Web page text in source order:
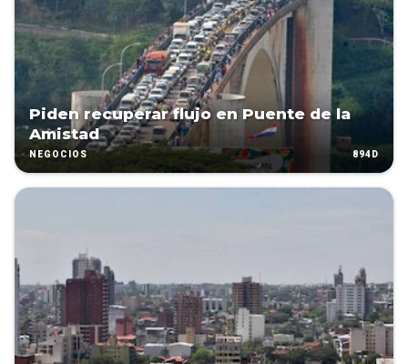
Piden recuperar flujo en Puente de la
Amistad
NEGOCIOS 894D